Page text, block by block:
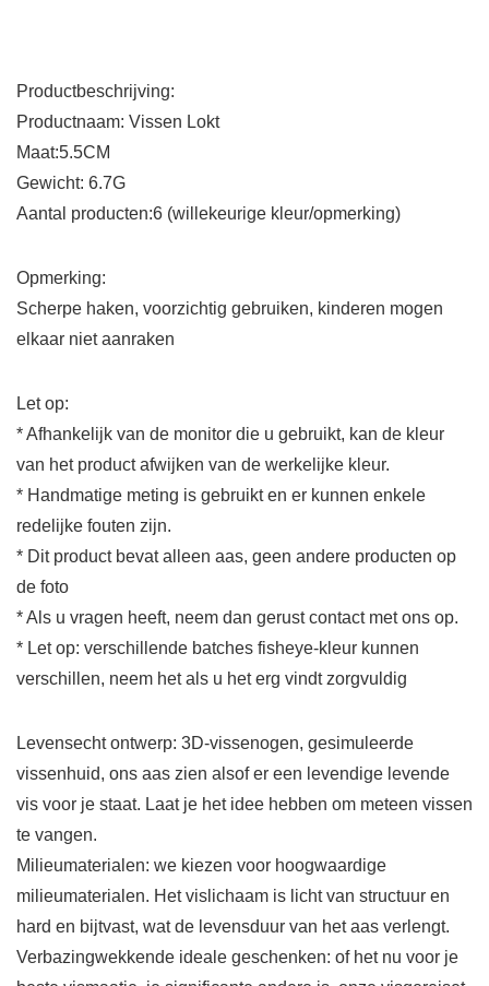
Productbeschrijving:
Productnaam: Vissen Lokt
Maat:5.5CM
Gewicht: 6.7G
Aantal producten:6 (willekeurige kleur/opmerking)
Opmerking:
Scherpe haken, voorzichtig gebruiken, kinderen mogen
elkaar niet aanraken
Let op:
* Afhankelijk van de monitor die u gebruikt, kan de kleur
van het product afwijken van de werkelijke kleur.
* Handmatige meting is gebruikt en er kunnen enkele
redelijke fouten zijn.
* Dit product bevat alleen aas, geen andere producten op
de foto
* Als u vragen heeft, neem dan gerust contact met ons op.
* Let op: verschillende batches fisheye-kleur kunnen
verschillen, neem het als u het erg vindt zorgvuldig
Levensecht ontwerp: 3D-vissenogen, gesimuleerde
vissenhuid, ons aas zien alsof er een levendige levende
vis voor je staat. Laat je het idee hebben om meteen vissen
te vangen.
Milieumaterialen: we kiezen voor hoogwaardige
milieumaterialen. Het vislichaam is licht van structuur en
hard en bijtvast, wat de levensduur van het aas verlengt.
Verbazingwekkende ideale geschenken: of het nu voor je